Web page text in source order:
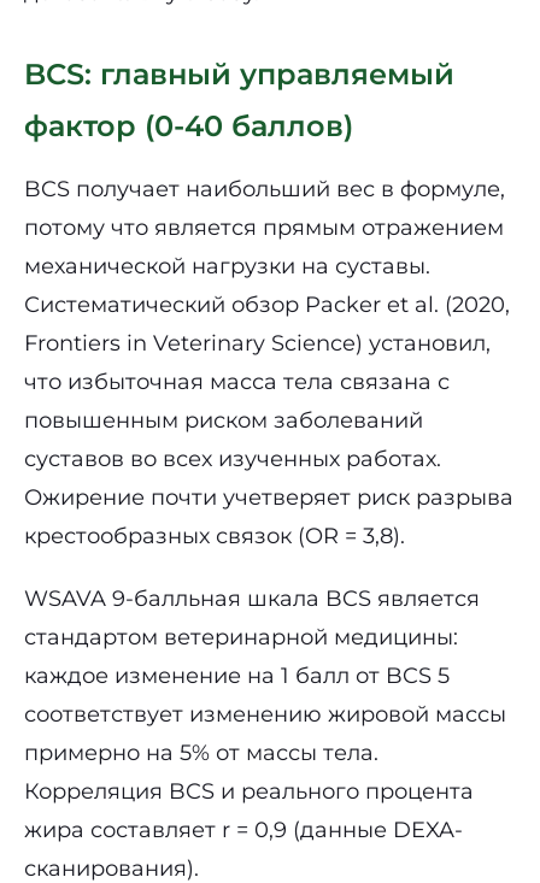
BCS: главный управляемый
фактор (0-40 баллов)
BCS получает наибольший вес в формуле,
потому что является прямым отражением
механической нагрузки на суставы.
Систематический обзор Packer et al. (2020,
Frontiers in Veterinary Science) установил,
что избыточная масса тела связана с
повышенным риском заболеваний
суставов во всех изученных работах.
Ожирение почти учетверяет риск разрыва
крестообразных связок (OR = 3,8).
WSAVA 9-балльная шкала BCS является
стандартом ветеринарной медицины:
каждое изменение на 1 балл от BCS 5
соответствует изменению жировой массы
примерно на 5% от массы тела.
Корреляция BCS и реального процента
жира составляет r = 0,9 (данные DEXA-
сканирования).